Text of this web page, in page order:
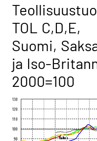
TOL C,D,E,
Suomi,
ja Iso-
2000=100